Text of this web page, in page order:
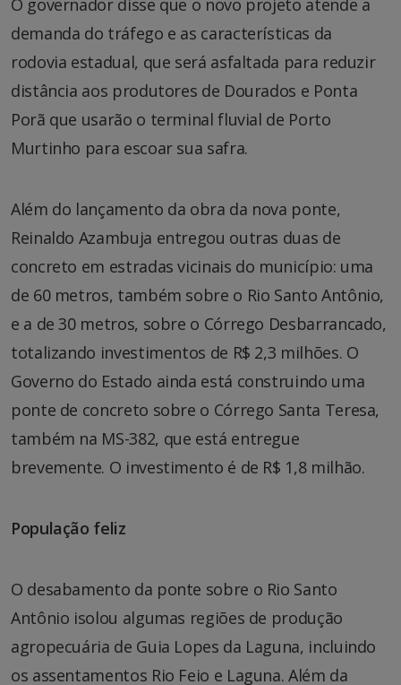
demanda do tráfego e as características da
rodovia estadual, que será asfaltada para reduzir
distância aos produtores de Dourados e Ponta
Porã que usarão o terminal fluvial de Porto
Murtinho para escoar sua safra.
Além do lançamento da obra da nova ponte,
Reinaldo Azambuja entregou outras duas de
concreto em estradas vicinais do município: uma
de 60 metros, também sobre o Rio Santo Antônio,
e a de 30 metros, sobre o Córrego Desbarrancado,
totalizando investimentos de R$ 2,3 milhões. O
Governo do Estado ainda está construindo uma
ponte de concreto sobre o Córrego Santa Teresa,
também na MS-382, que está entregue
brevemente. O investimento é de R$ 1,8 milhão.
População feliz
O desabamento da ponte sobre o Rio Santo
Antônio isolou algumas regiões de produção
agropecuária de Guia Lopes da Laguna, incluindo
os assentamentos Rio Feio e Laguna. Além da